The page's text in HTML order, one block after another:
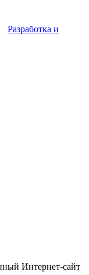
Разработка и
Интернет-сайт